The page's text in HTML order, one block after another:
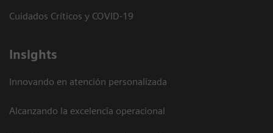
Cuidados Críticos y COVID-19
Insights
Innovando en atención personalizada
Alcanzando la excelencia operacional